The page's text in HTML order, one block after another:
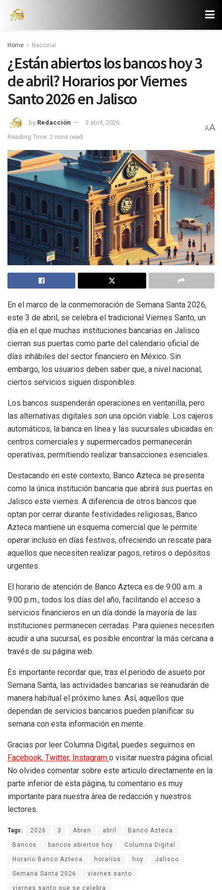
Home Nacional
¿Están abiertos los bancos hoy 3
de abril? Horarios por Viernes
Santo 2026 en Jalisco
by Redacción
3 abril, 2026
Reading Time: 2 mins read
AA
En el marco de la conmemoración de Semana Santa 2026,
este 3 de abril, se celebra el tradicional Viernes Santo, un
día en el que muchas instituciones bancarias en Jalisco
cierran sus puertas como parte del calendario oficial de
días inhábiles del sector financiero en México. Sin
embargo, los usuarios deben saber que, a nivel nacional,
ciertos servicios siguen disponibles.
Los bancos suspenderán operaciones en ventanilla, pero
las alternativas digitales son una opción viable. Los cajeros
automáticos, la banca en línea y las sucursales ubicadas en
centros comerciales y supermercados permanecerán
operativas, permitiendo realizar transacciones esenciales.
Destacando en este contexto, Banco Azteca se presenta
como la única institución bancaria que abrirá sus puertas en
Jalisco este viernes. A diferencia de otros bancos que
optan por cerrar durante festividades religiosas, Banco
Azteca mantiene un esquema comercial que le permite
operar incluso en días festivos, ofreciendo un rescate para
aquellos que necesiten realizar pagos, retiros o depósitos
urgentes.
El horario de atención de Banco Azteca es de 9:00 a.m. a
9:00 p.m., todos los días del año, facilitando el acceso a
servicios financieros en un día donde la mayoría de las
instituciones permanecen cerradas. Para quienes necesiten
acudir a una sucursal, es posible encontrar la más cercana a
través de su página web.
Es importante recordar que, tras el periodo de asueto por
Semana Santa, las actividades bancarias se reanudarán de
manera habitual el próximo lunes. Así, aquellos que
dependan de servicios bancarios pueden planificar su
semana con esta información en mente.
Gracias por leer Columna Digital, puedes seguirnos en
Facebook, Twitter, Instagram o visitar nuestra página oficial.
No olvides comentar sobre este articulo directamente en la
parte inferior de esta página, tu comentario es muy
importante para nuestra área de redacción y nuestros
lectores.
Tags: 2026 3 Abren abril Banco Azteca
Bancos bancos abiertos hoy Columna Digital
Horario Banco Azteca horarios hoy Jalisco
Semana Santa 2026 viernes santo
viernes santo que se celebra